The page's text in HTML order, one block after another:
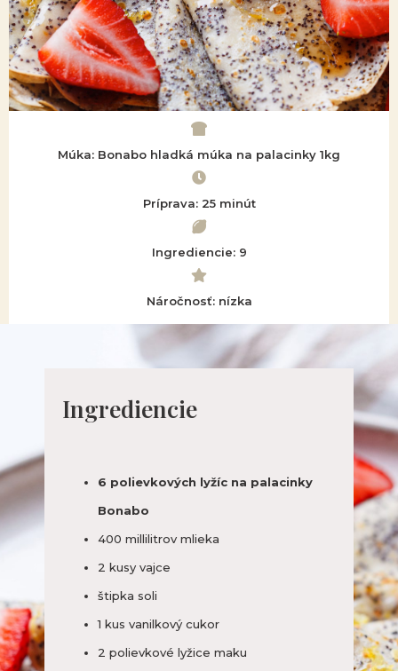
Múka: Bonabo hladká múka na palacinky 1kg
Príprava: 25 minút
Ingrediencie: 9
Náročnosť: nízka
Ingrediencie
6 polievkových lyžíc na palacinky
Bonabo
400 millilitrov mlieka
2 kusy vajce
štipka soli
1 kus vanilkový cukor
2 polievkové lyžice maku